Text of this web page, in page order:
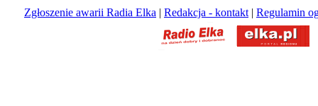
Zgłoszenie awarii Radia Elka | Redakcja - kontakt | Regulamin